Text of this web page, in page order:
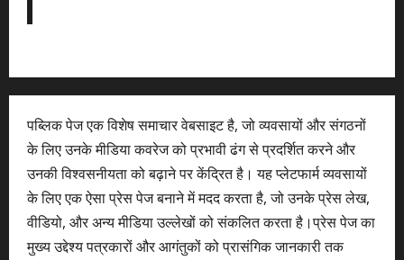
पब्लिक पेज एक विशेष समाचार वेबसाइट है, जो व्यवसायों और संगठनों
के लिए उनके मीडिया कवरेज को प्रभावी ढंग से प्रदर्शित करने और
उनकी विश्वसनीयता को बढ़ाने पर केंद्रित है। यह प्लेटफार्म व्यवसायों
के लिए एक ऐसा प्रेस पेज बनाने में मदद करता है, जो उनके प्रेस लेख,
वीडियो, और अन्य मीडिया उल्लेखों को संकलित करता है।प्रेस पेज का
मुख्य उद्देश्य पत्रकारों और आगंतुकों को प्रासंगिक जानकारी तक